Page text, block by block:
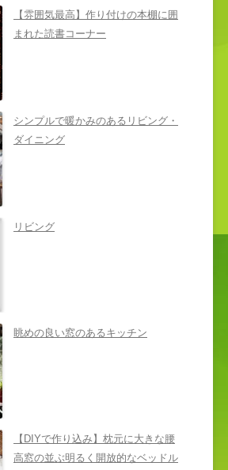
【雰囲気最高】作り付けの本棚に囲
まれた読書コーナー
シンプルで暖かみのあるリビング・
ダイニング
リビング
眺めの良い窓のあるキッチン
【DIYで作り込み】枕元に大きな腰
高窓の並ぶ明るく開放的なベッドル